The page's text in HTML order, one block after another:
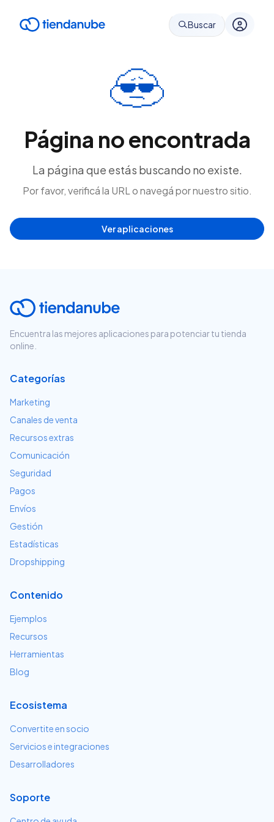
Buscar
Página no encontrada
La página que estás buscando no existe.
Por favor, verificá la URL o navegá por nuestro sitio.
Ver aplicaciones
Encuentra las mejores aplicaciones para potenciar tu tienda
online.
Categorías
Marketing
Canales de venta
Recursos extras
Comunicación
Seguridad
Pagos
Envíos
Gestión
Estadísticas
Dropshipping
Contenido
Ejemplos
Recursos
Herramientas
Blog
Ecosistema
Convertite en socio
Servicios e integraciones
Desarrolladores
Soporte